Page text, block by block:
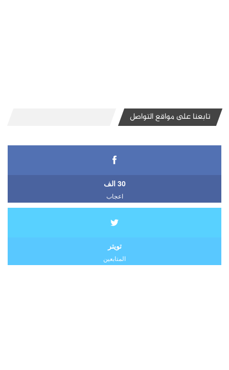
تابعنا على مواقع التواصل
30 الف
اعجاب
تويتر
المتابعين